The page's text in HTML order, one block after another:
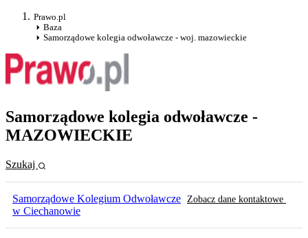
Prawo.pl
Baza
Samorządowe kolegia odwoławcze - woj. mazowieckie
Samorządowe kolegia odwoławcze -
MAZOWIECKIE
Szukaj
Samorządowe Kolegium Odwoławcze
w Ciechanowie
Zobacz dane kontaktowe